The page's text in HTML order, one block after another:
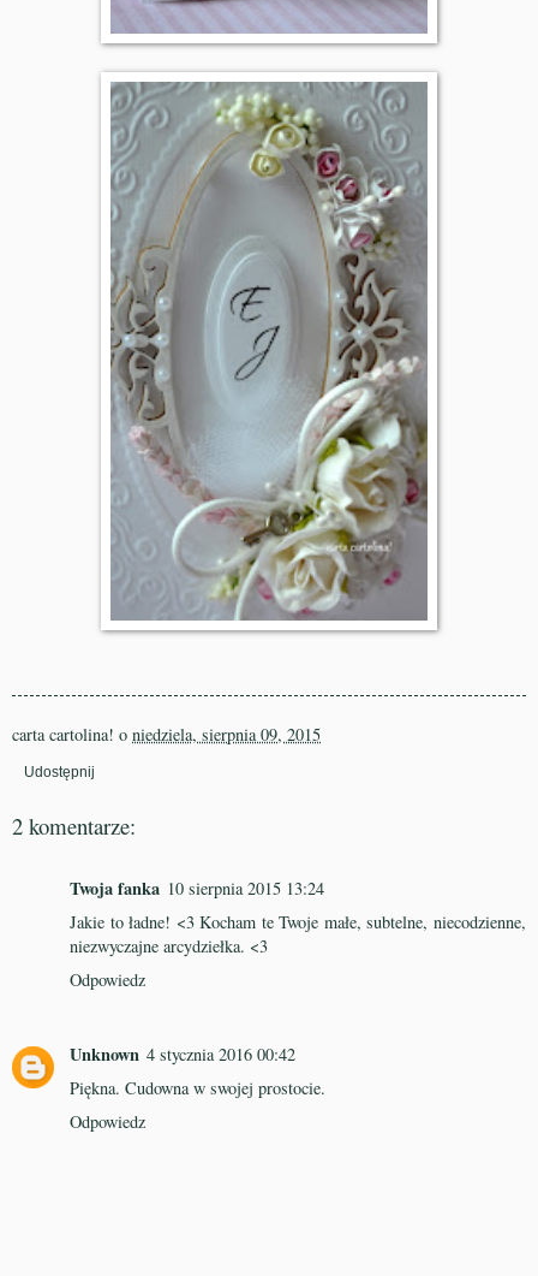
carta cartolina! o niedziela, sierpnia 09, 2015
Udostępnij
2 komentarze:
Twoja fanka 10 sierpnia 2015 13:24
Jakie to ładne! <3 Kocham te Twoje małe, subtelne, niecodzienne,
niezwyczajne arcydziełka. <3
Odpowiedz
Unknown 4 stycznia 2016 00:42
Piękna. Cudowna w swojej prostocie.
Odpowiedz